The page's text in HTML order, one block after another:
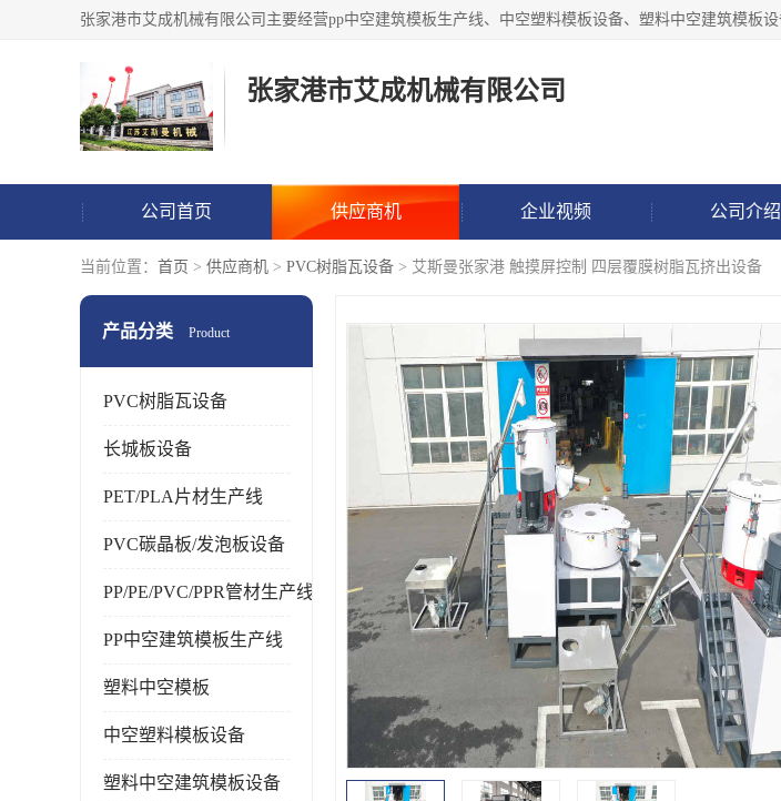
张家港市艾成机械有限公司
公司首页 供应商机 企业视频 公司介绍
当前位置： 首页 > 供应商机 > PVC树脂瓦设备 > 艾斯曼张家港 触摸屏控制 四层覆膜树脂瓦挤出设备
产品分类 Product
PVC树脂瓦设备
长城板设备
PET/PLA片材生产线
PVC碳晶板/发泡板设备
PP/PE/PVC/PPR管材生产线
PP中空建筑模板生产线
塑料中空模板
中空塑料模板设备
塑料中空建筑模板设备